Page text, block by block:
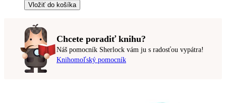
Vložiť do košíka
Chcete poradiť knihu?
Náš pomocník Sherlock vám ju s radosťou vypátra!
Knihomoľský pomocník